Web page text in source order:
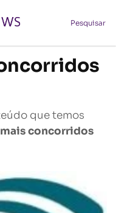
Pesquisar
que temos
concorridos